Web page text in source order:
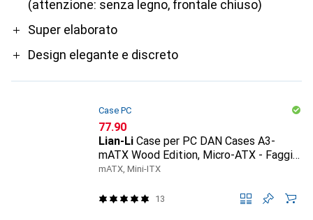
(attenzione: senza legno, frontale chiuso)
Super elaborato
Design elegante e discreto
Case PC
CHF
77.90
Lian-Li Case per PC DAN Cases A3-
mATX Wood Edition, Micro-ATX - Faggio,
bianco
mATX, Mini-ITX
13